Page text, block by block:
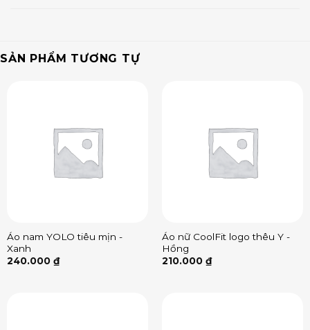
SẢN PHẨM TƯƠNG TỰ
Áo nam YOLO tiêu mịn -
Xanh
240.000 ₫
Áo nữ CoolFit logo thêu Y -
Hồng
210.000 ₫